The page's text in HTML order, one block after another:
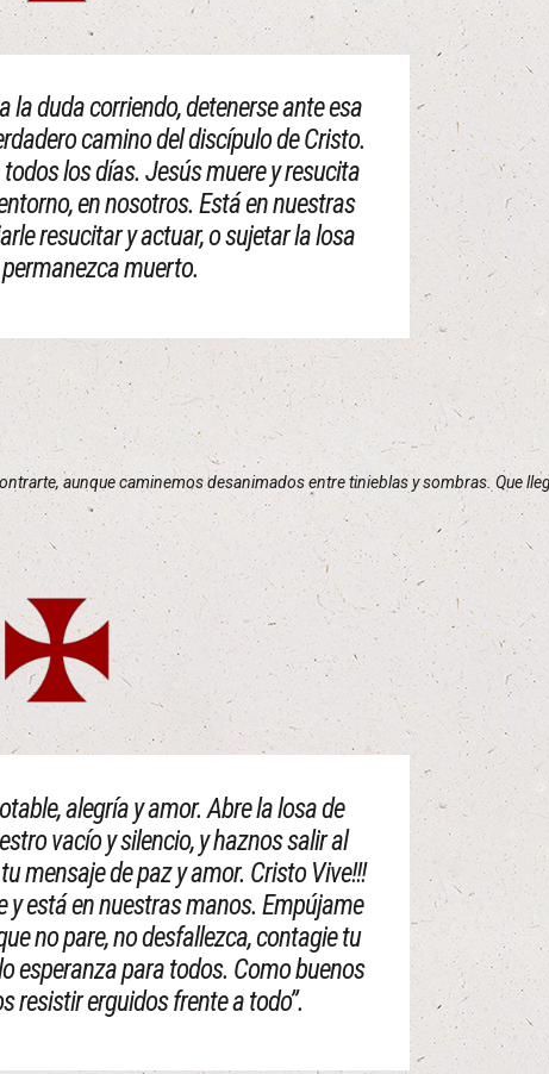
la duda corriendo, detenerse ante esa
camino del discípulo de Cristo.
los días. Jesús muere y resucita
en nosotros. Está en nuestras
resucitar y actuar, o sujetar la losa
muerto.
aunque caminemos desanimados entre tinieblas y sombras. Que
alegría y amor. Abre la losa de
vacío y silencio, y haznos salir al
mensaje de paz y amor. Cristo Vive!!!
y está en nuestras manos. Empújame
no pare, no desfallezca, contagie tu
esperanza para todos. Como buenos
resistir erguidos frente a todo”.